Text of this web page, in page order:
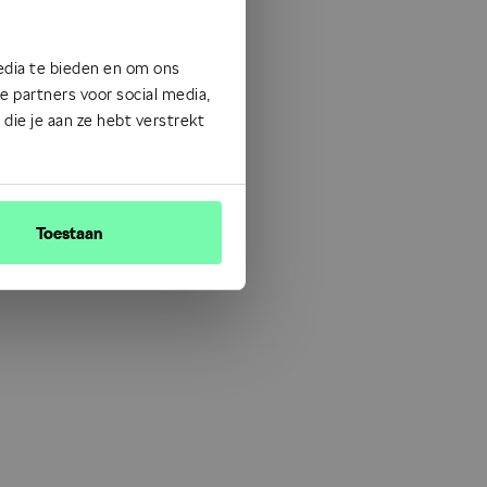
te bieden en om ons
partners voor social media,
je aan ze hebt verstrekt
Toestaan